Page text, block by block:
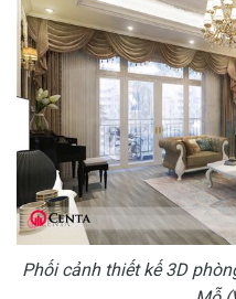
Phối cảnh thiết kế 3D